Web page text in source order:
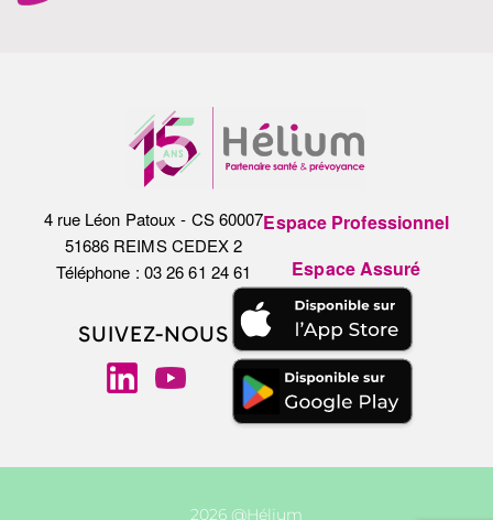
4 rue Léon Patoux - CS 60007
51686 REIMS CEDEX 2
Téléphone : 03 26 61 24 61
Espace Professionnel
Espace Assuré
SUIVEZ-NOUS
2026 @Hélium